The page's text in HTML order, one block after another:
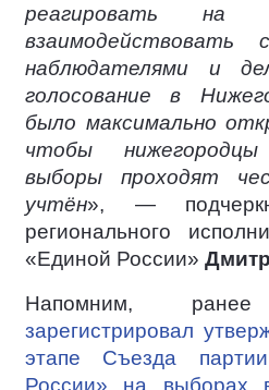
реагировать на
взаимодействовать
наблюдателями и
голосование в
было максимально
чтобы
выборы проходят
учтён», —
регионального
«Единой России»
Напомним,
зарегистрировал
этапе Съезда
России» на выборах